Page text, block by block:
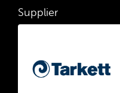
Supplier